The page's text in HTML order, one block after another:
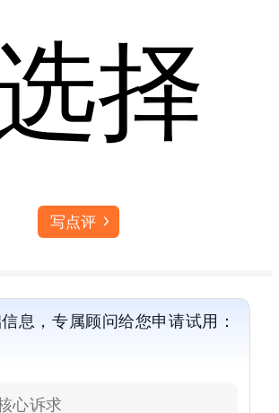
择
写点评
息，专属顾问给您申请试用：